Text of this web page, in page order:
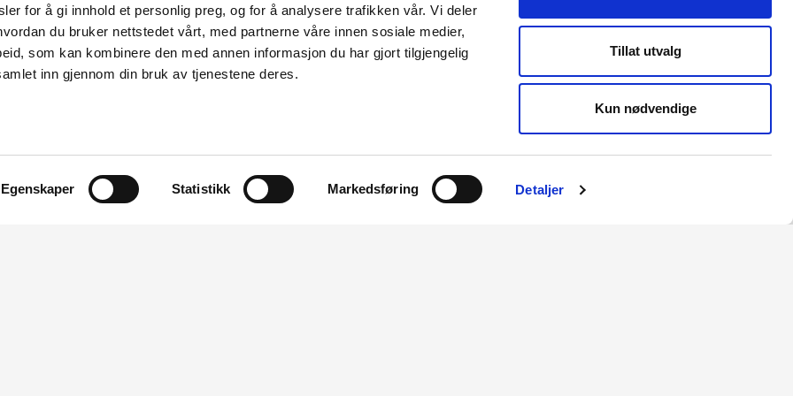
for å gi innhold et personlig preg, og for å analysere trafikken vår. Vi deler
du bruker nettstedet vårt, med partnerne våre innen sosiale medier,
som kan kombinere den med annen informasjon du har gjort tilgjengelig
inn gjennom din bruk av tjenestene deres.
Egenskaper Statistikk Markedsføring Detaljer
Tillat utvalg
Kun nødvendige
og foss-eng. Begge er
meiner at inngrepet i naturbeitemarka
vil òg kunne ringast levevilkåra
er frå før påverka av